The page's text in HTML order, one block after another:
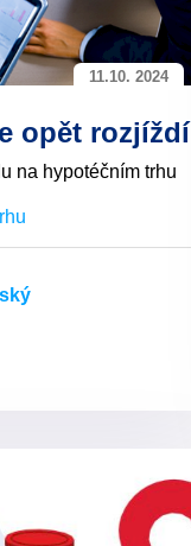
11.10. 2024
opět rozjíždí
na hypotéčním trhu